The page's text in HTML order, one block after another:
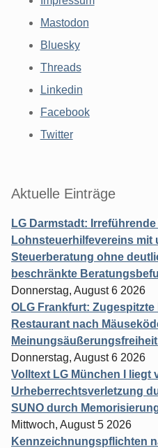
Mastodon
Bluesky
Threads
Linkedin
Facebook
Twitter
Aktuelle Einträge
LG Darmstadt:
Lohnsteuerhilfevereins mit
Steuerberatung ohne
beschränkte
Donnerstag, August 6 2026
OLG Frankfurt:
Restaurant nach
Donnerstag, August 6 2026
Volltext LG München I liegt
Urheberrechtsverletzung
SUNO durch
Mittwoch, August 5 2026
Kennzeichnungspflichten